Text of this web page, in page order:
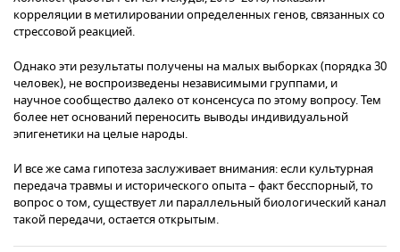
корреляции в метилировании определенных генов, связанных со
стрессовой реакцией.
Однако эти результаты получены на малых выборках (порядка 30
человек), не воспроизведены независимыми группами, и
научное сообщество далеко от консенсуса по этому вопросу. Тем
более нет оснований переносить выводы индивидуальной
эпигенетики на целые народы.
И все же сама гипотеза заслуживает внимания: если культурная
передача травмы и исторического опыта – факт бесспорный, то
вопрос о том, существует ли параллельный биологический канал
такой передачи, остается открытым.